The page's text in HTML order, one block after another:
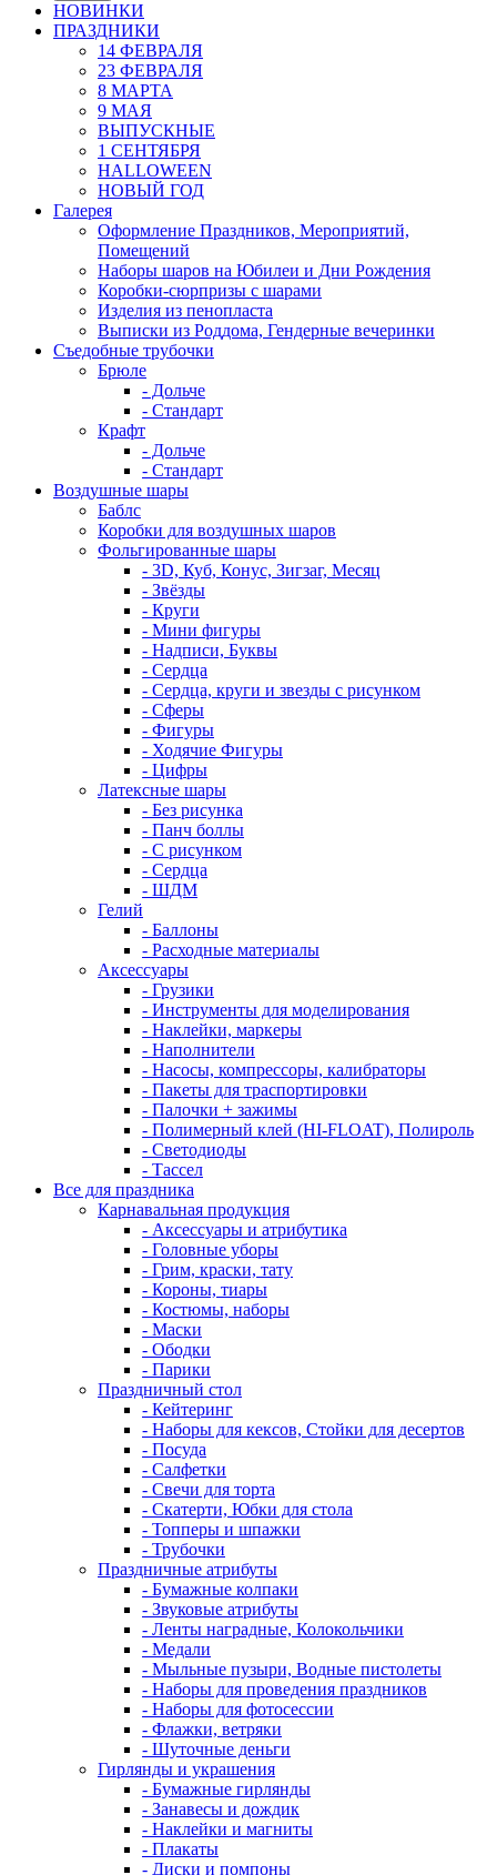
НОВИНКИ
ПРАЗДНИКИ
14 ФЕВРАЛЯ
23 ФЕВРАЛЯ
8 МАРТА
9 МАЯ
ВЫПУСКНЫЕ
1 СЕНТЯБРЯ
HALLOWEEN
НОВЫЙ ГОД
Галерея
Оформление Праздников, Мероприятий,
Помещений
Наборы шаров на Юбилеи и Дни Рождения
Коробки-сюрпризы с шарами
Изделия из пенопласта
Выписки из Роддома, Гендерные вечеринки
Съедобные трубочки
Брюле
- Дольче
- Стандарт
Крафт
- Дольче
- Стандарт
Воздушные шары
Баблс
Коробки для воздушных шаров
Фольгированные шары
- 3D, Куб, Конус, Зигзаг, Месяц
- Звёзды
- Круги
- Мини фигуры
- Надписи, Буквы
- Сердца
- Сердца, круги и звезды с рисунком
- Сферы
- Фигуры
- Ходячие Фигуры
- Цифры
Латексные шары
- Без рисунка
- Панч боллы
- С рисунком
- Сердца
- ШДМ
Гелий
- Баллоны
- Расходные материалы
Аксессуары
- Грузики
- Инструменты для моделирования
- Наклейки, маркеры
- Наполнители
- Насосы, компрессоры, калибраторы
- Пакеты для траспортировки
- Палочки + зажимы
- Полимерный клей (HI-FLOAT), Полироль
- Светодиоды
- Тассел
Все для праздника
Карнавальная продукция
- Аксессуары и атрибутика
- Головные уборы
- Грим, краски, тату
- Короны, тиары
- Костюмы, наборы
- Маски
- Ободки
- Парики
Праздничный стол
- Кейтеринг
- Наборы для кексов, Стойки для десертов
- Посуда
- Салфетки
- Свечи для торта
- Скатерти, Юбки для стола
- Топперы и шпажки
- Трубочки
Праздничные атрибуты
- Бумажные колпаки
- Звуковые атрибуты
- Ленты наградные, Колокольчики
- Медали
- Мыльные пузыри, Водные пистолеты
- Наборы для проведения праздников
- Наборы для фотосессии
- Флажки, ветряки
- Шуточные деньги
Гирлянды и украшения
- Бумажные гирлянды
- Занавесы и дождик
- Наклейки и магниты
- Плакаты
- Диски и помпоны